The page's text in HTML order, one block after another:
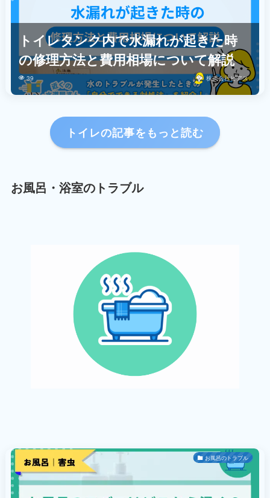
トイレタンク内で水漏れが起きた時
の修理方法と費用相場について解説
39 株式会社ビアス
トイレの記事をもっと読む
お風呂・浴室のトラブル
お風呂のトラブル